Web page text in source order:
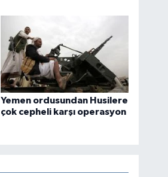
Yemen ordusundan Husilere
çok cepheli karşı operasyon